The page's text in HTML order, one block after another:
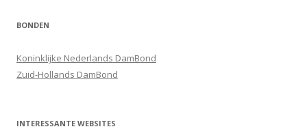
BONDEN
Koninklijke Nederlands DamBond
Zuid-Hollands DamBond
INTERESSANTE WEBSITES